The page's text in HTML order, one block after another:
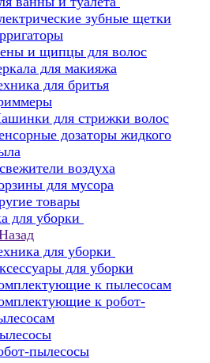
зубные щетки
и щипцы для волос
для макияжа
для бритья
для стрижки волос
дозаторы жидкого
воздуха
для мусора
товары
для уборки
для уборки
для уборки
к пылесосам
к робот-
пылесосы